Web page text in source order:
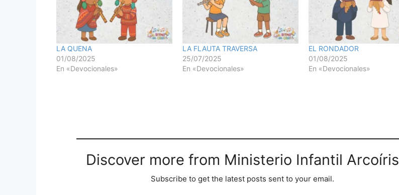
LA QUENA
01/08/2025
En «Devocionales»
LA FLAUTA TRAVERSA
25/07/2025
En «Devocionales»
EL RONDADOR
01/08/2025
En «Devocionales»
Discover more from Ministerio Infantil Arcoíris
Subscribe to get the latest posts sent to your email.